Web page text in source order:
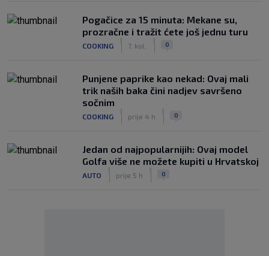
Pogačice za 15 minuta: Mekane su,
prozračne i tražit ćete još jednu turu
COOKING 7. kol. 0
Punjene paprike kao nekad: Ovaj mali
trik naših baka čini nadjev savršeno
sočnim
COOKING prije 4 h 0
Jedan od najpopularnijih: Ovaj model
Golfa više ne možete kupiti u Hrvatskoj
AUTO prije 5 h 0